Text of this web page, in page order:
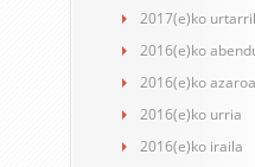
2017(e)ko
2016(e)ko
2016(e)ko azaroa
2016(e)ko urria
2016(e)ko iraila